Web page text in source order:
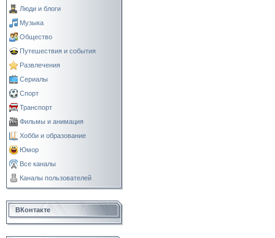
Люди и блоги
Музыка
Общество
Путешествия и события
Развлечения
Сериалы
Спорт
Транспорт
Фильмы и анимация
Хобби и образование
Юмор
Все каналы
Каналы пользователей
ВКонтакте